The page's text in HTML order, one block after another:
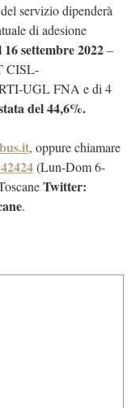
servizio dipenderà
di adesione
settembre 2022–
CISL-
UGL FNA e di 4
del 44,6%.
, oppure chiamare
(Lun-Dom 6-
Twitter:
.